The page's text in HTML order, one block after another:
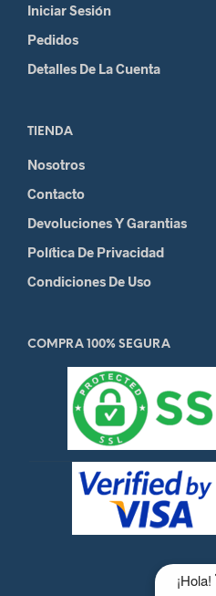
Iniciar Sesión
Pedidos
Detalles De La Cuenta
TIENDA
Nosotros
Contacto
Devoluciones Y Garantias
Política De Privacidad
Condiciones De Uso
COMPRA 100% SEGURA